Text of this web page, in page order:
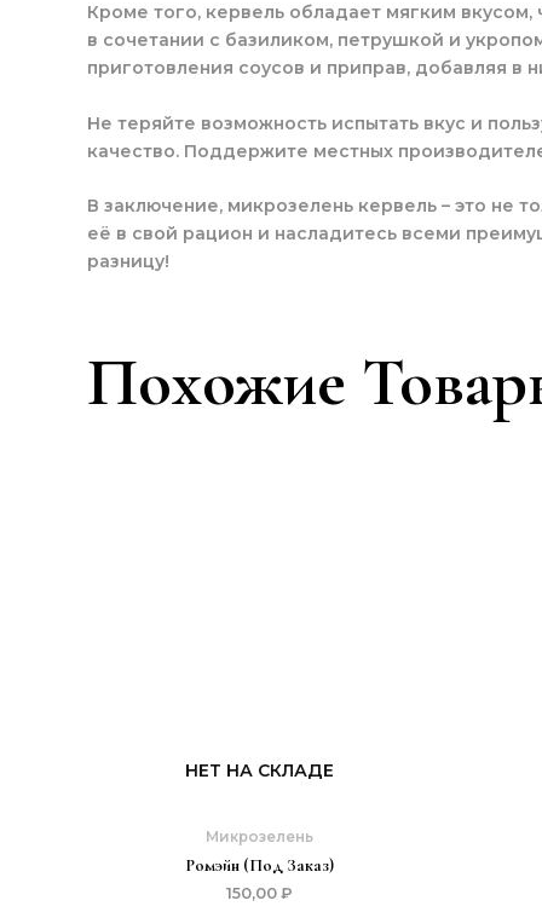
Кроме того, кервель обладает мягким
в сочетании с базиликом, петрушкой и
приготовления соусов и приправ, добавляя в
Не теряйте возможность испытать вкус и
качество. Поддержите местных
В заключение, микрозелень кервель – это не
её в свой рацион и насладитесь всеми
разницу!
Похожие
НЕТ НА СКЛАДЕ
Микрозелень
Ромэйн (под Заказ)
150,00 ₽